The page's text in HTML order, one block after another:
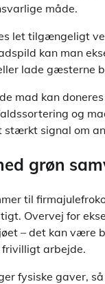
måde.
let tilgængeligt
kan man
lade gæsterne
mad kan
og
stærkt signal om
grøn
til
Overvej for
– det kan være
arbejde.
fysiske gaver,